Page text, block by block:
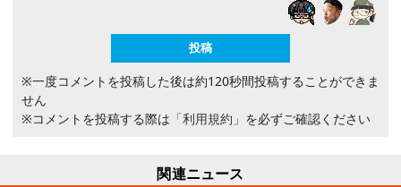
※一度コメントを投稿した後は約120秒間投稿することができま
せん
※コメントを投稿する際は 「利用規約」 を必ずご確認ください
関連ニュース